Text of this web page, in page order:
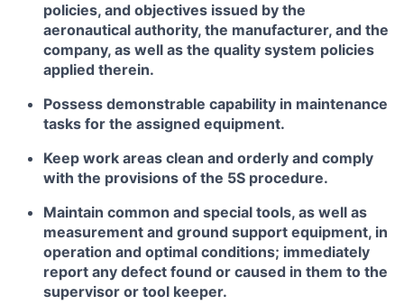
policies, and objectives issued by the
aeronautical authority, the manufacturer, and the
company, as well as the quality system policies
applied therein.
Possess demonstrable capability in maintenance
tasks for the assigned equipment.
Keep work areas clean and orderly and comply
with the provisions of the 5S procedure.
Maintain common and special tools, as well as
measurement and ground support equipment, in
operation and optimal conditions; immediately
report any defect found or caused in them to the
supervisor or tool keeper.